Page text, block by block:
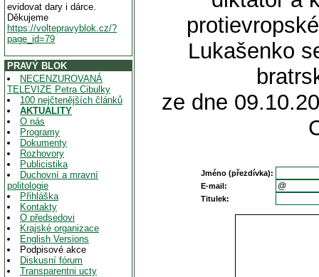
evidovat dary i dárce.
Děkujeme
https://voltepravyblok.cz/?
page_id=79
PRAVÝ BLOK
NECENZUROVANÁ
TELEVIZE Petra Cibulky
100 nejčtenějších článků
AKTUALITY
O nás
Programy
Dokumenty
Rozhovory
Publicistika
Duchovní a mravní
politologie
Přihláška
Kontakty
O předsedovi
Krajské organizace
English Versions
Podpisové akce
Diskusní fórum
Transparentni ucty
Lukašenko
ze dne
Jméno (přezdívka):
E-mail:
Titulek: